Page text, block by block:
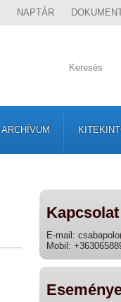
NAPTÁR
ARCHÍVUM
Kapcsolat
E-mail:
Mobil: